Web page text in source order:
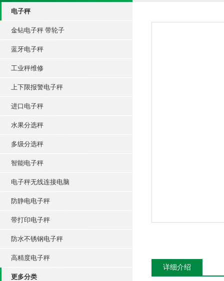
电子秤
金钻电子秤 带轮子
蓝牙电子秤
工业秤维修
上下限报警电子秤
进口电子秤
水果分选秤
多级分选秤
智能电子秤
电子秤无线连接电脑
防静电电子秤
带打印电子秤
防水不锈钢电子秤
高精度电子秤
更多分类
详细介绍